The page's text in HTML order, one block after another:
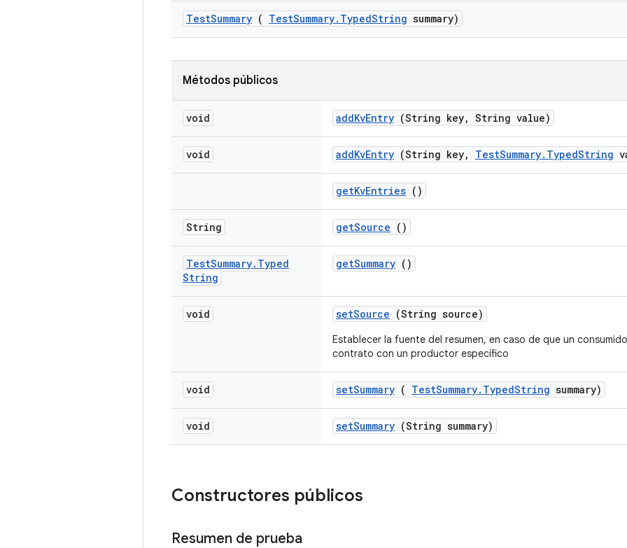
TestSummary ( TestSummary. TypedString summary)
Métodos públicos
void addKvEntry (String key, String value)
void addKvEntry (String key, TestSummary. TypedString
getKvEntries ()
String getSource ()
TestSummary. Typed
String
getSummary ()
void setSource (String source)
Establecer la fuente del resumen, en caso de que un
contrato con un productor específico
void setSummary ( TestSummary. TypedString summary)
void setSummary (String summary)
Constructores públicos
Resumen de prueba